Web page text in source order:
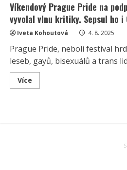
Víkendový Prague Pride na
vyvolal vlnu kritiky. Sepsul ho i
Iveta Kohoutová 4. 8. 2025
Prague Pride, neboli festival
leseb, gayů, bisexuálů a trans
Více
more